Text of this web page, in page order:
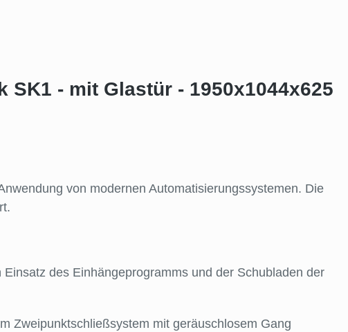
- mit Glastür - 1950x1044x625
von modernen Automatisierungssystemen. Die
des Einhängeprogramms und der Schubladen der
Zweipunktschließsystem mit geräuschlosem Gang